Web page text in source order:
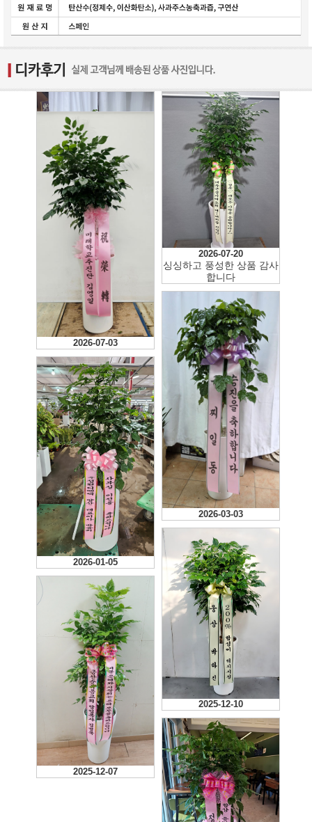
2026-07-22 2026-07-20
싱싱하고 풍성한 상품 감사
합니다
2026-07-03
2026-03-03
2026-01-05
2025-12-10
2025-12-07